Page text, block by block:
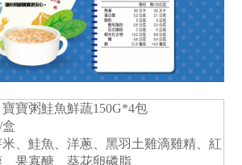
寶粥鮭魚鮮蔬150G*4包
、鮭魚、洋蔥、黑羽土雞滴雞精、紅
果寡醣、葵花卵磷脂